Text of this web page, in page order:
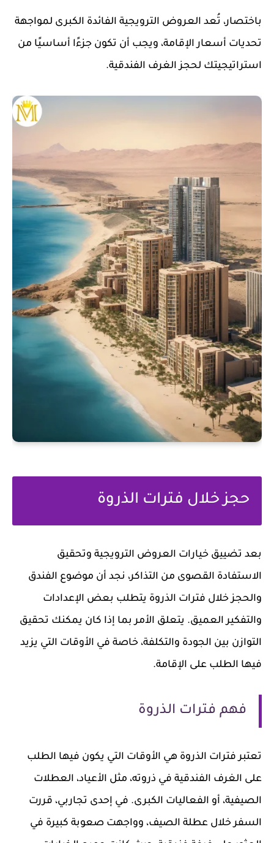
باختصار، تُعد العروض الترويجية الفائدة الكبرى لمواجهة
تحديات أسعار الإقامة، ويجب أن تكون جزءًا أساسيًا من
استراتيجيتك لحجز الغرف الفندقية.
حجز خلال فترات الذروة
بعد تضييق خيارات العروض الترويجية وتحقيق
الاستفادة القصوى من التذاكر، نجد أن موضوع الفندق
والحجز خلال فترات الذروة يتطلب بعض الإعدادات
والتفكير العميق. يتعلق الأمر بما إذا كان يمكنك تحقيق
التوازن بين الجودة والتكلفة، خاصة في الأوقات التي يزيد
فيها الطلب على الإقامة.
فهم فترات الذروة
تعتبر فترات الذروة هي الأوقات التي يكون فيها الطلب
على الغرف الفندقية في ذروته، مثل الأعياد، العطلات
الصيفية، أو الفعاليات الكبرى. في إحدى تجاربي، قررت
السفر خلال عطلة الصيف، وواجهت صعوبة كبيرة في